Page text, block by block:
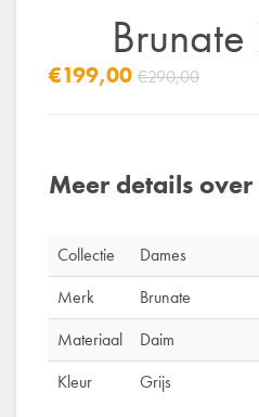
€199,00 €290,00
Meer details
Collectie
Dames
Merk
Brunate
Materiaal
Daim
Kleur
Grijs